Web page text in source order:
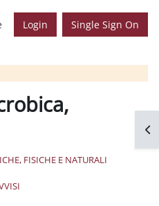
Login Single Sign On
FISICHE E NATURALI